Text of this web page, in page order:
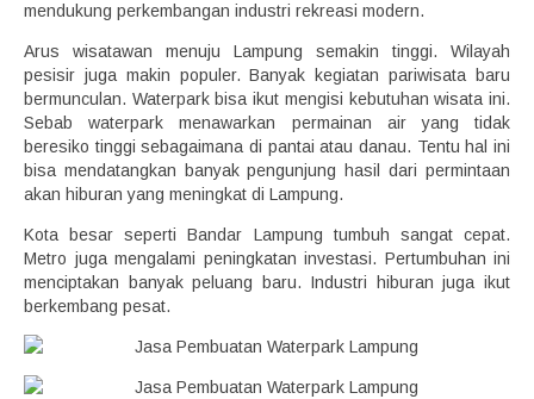
mendukung perkembangan industri rekreasi modern.
Arus wisatawan menuju Lampung semakin tinggi. Wilayah
pesisir juga makin populer. Banyak kegiatan pariwisata baru
bermunculan. Waterpark bisa ikut mengisi kebutuhan wisata ini.
Sebab waterpark menawarkan permainan air yang tidak
beresiko tinggi sebagaimana di pantai atau danau. Tentu hal ini
bisa mendatangkan banyak pengunjung hasil dari permintaan
akan hiburan yang meningkat di Lampung.
Kota besar seperti Bandar Lampung tumbuh sangat cepat.
Metro juga mengalami peningkatan investasi. Pertumbuhan ini
menciptakan banyak peluang baru. Industri hiburan juga ikut
berkembang pesat.